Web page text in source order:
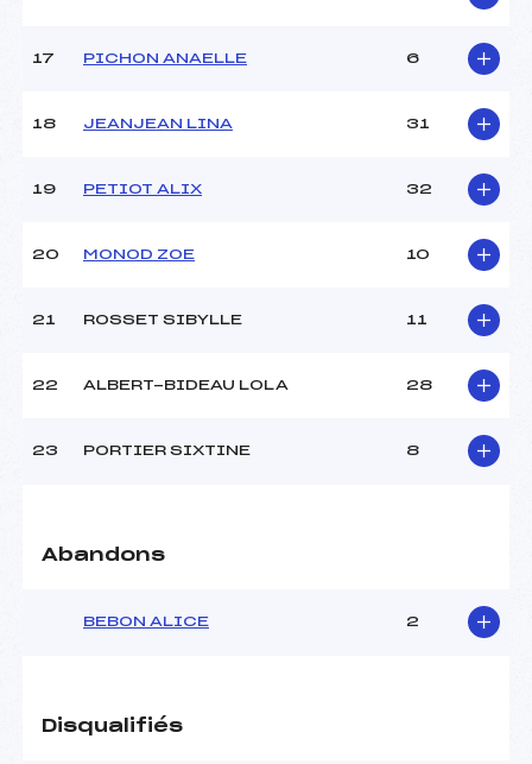
U8
17 PICHON ANAELLE 6
18 JEANJEAN LINA 31
19 PETIOT ALIX 32
20 MONOD ZOE 10
21 ROSSET SIBYLLE 11
22 ALBERT-BIDEAU LOLA 28
23 PORTIER SIXTINE 8
Abandons
BEBON ALICE 2
Disqualifiés